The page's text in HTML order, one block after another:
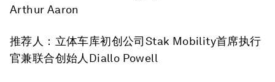
Arthur Aaron
推荐人：立体车库初创公司Stak Mobility首席执行
官兼联合创始人Diallo Powell